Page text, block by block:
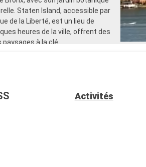
Staten Island, accessible par
de la Liberté, est un lieu de
heures de la ville, offrent des
à la clé.
Activités